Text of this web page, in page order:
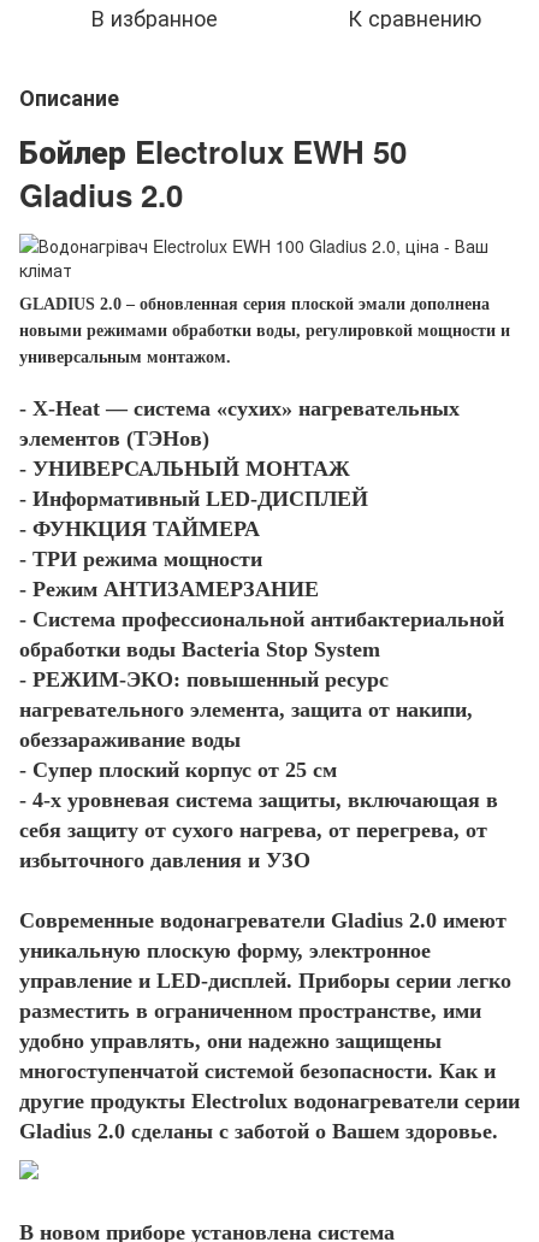
В избранное К сравнению
Описание
Бойлер Electrolux EWH 50
Gladius 2.0
GLADIUS 2.0 – обновленная серия плоской эмали дополнена
новыми режимами обработки воды, регулировкой мощности и
универсальным монтажом.
- X-Heat — система «сухих» нагревательных
элементов (ТЭНов)
- УНИВЕРСАЛЬНЫЙ МОНТАЖ
- Информативный LED-ДИСПЛЕЙ
- ФУНКЦИЯ ТАЙМЕРА
- ТРИ режима мощности
- Режим АНТИЗАМЕРЗАНИЕ
- Система профессиональной антибактериальной
обработки воды Bacteria Stop System
- РЕЖИМ-ЭКО: повышенный ресурс
нагревательного элемента, защита от накипи,
обеззараживание воды
- Супер плоский корпус от 25 см
- 4-х уровневая система защиты, включающая в
себя защиту от сухого нагрева, от перегрева, от
избыточного давления и УЗО
Современные водонагреватели Gladius 2.0 имеют
уникальную плоскую форму, электронное
управление и LED-дисплей. Приборы серии легко
разместить в ограниченном пространстве, ими
удобно управлять, они надежно защищены
многоступенчатой системой безопасности. Как и
другие продукты Electrolux водонагреватели серии
Gladius 2.0 сделаны с заботой о Вашем здоровье.
В новом приборе установлена система